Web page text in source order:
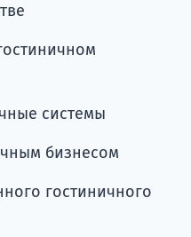
системы
бизнесом
гостиничного